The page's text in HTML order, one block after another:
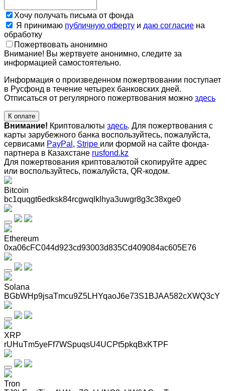
Хочу получать письма от фонда
Я принимаю публичную оферту и даю согласие на
обработку
Пожертвовать анонимно
Внимание! Вы жертвуете анонимно, следите за
информацией самостоятельно.
Информация о произведенном пожертвовании поступает
в Русфонд в течение четырех банковских дней.
Отписаться от регулярного пожертвования можно здесь
К оплате
Внимание! Криптовалюты здесь. Для пожертвования с
карты зарубежного банка воспользуйтесь, пожалуйста,
сервисами PayPal , Stripe или формой на сайте фонда-
партнера в Казахстане rusfond.kz
Для пожертвования криптовалютой скопируйте адрес
или воспользуйтесь, пожалуйста, QR-кодом.
Bitcoin
bc1quqgt6edksk84rcgwqlklhya3uwgr8g3c38xge0
Ethereum
0xa06cFC044d923cd93003d835Cd409084ac605E76
Solana
BGbWHp9jsaTmcu9Z5LHYqaoJ6e73S1BJAA582cXWQ3cY
XRP
rUHuTm5yeFf7WSpuqsU4UCPt5pkqBxKTPF
Tron